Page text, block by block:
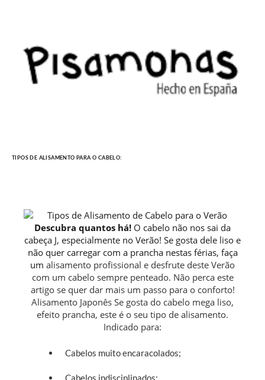
TIPOS DE ALISAMENTO PARA O CABELO:
Descubra quantos há! O cabelo não nos sai da
cabeça J, especialmente no Verão! Se gosta dele liso e
não quer carregar com a prancha nestas férias, faça
um alisamento profissional e desfrute deste Verão
com um cabelo sempre penteado. Não perca este
artigo se quer dar mais um passo para o conforto!
Alisamento Japonês Se gosta do cabelo mega liso,
efeito prancha, este é o seu tipo de alisamento.
Indicado para:
Cabelos muito encaracolados;
Cabelos indisciplinados;